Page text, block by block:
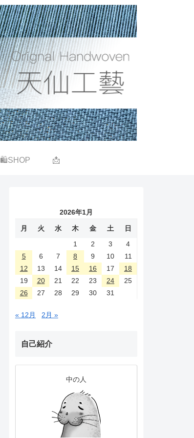
🛍SHOP 📩
2026年1月
月 火 水 木 金 土
日
1
2 3
4
5
6 7 8 9 10
11
12
13 14 15 16 17
18
19
20 21 22 23 24
25
26
27 28 29 30 31
« 12月 2月 »
自己紹介
中の人